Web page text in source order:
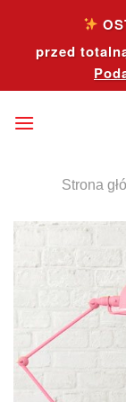
contentprzed
Strona